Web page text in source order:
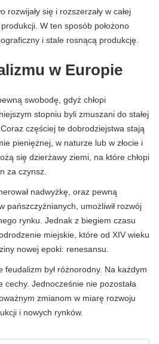
rozwijały się i rozszerzały w całej
W ten sposób położono
i stale rosnącą produkcję.
w Europie
swobodę, gdyż chłopi
stopniu byli zmuszani do stałej
częściej te dobrodziejstwa stają
pieniężnej, w naturze lub w złocie i
się dzierżawy ziemi, na które chłopi
za czynsz.
nadwyżkę, oraz pewną
pańszczyźnianych, umożliwił rozwój
rynku. Jednak z biegiem czasu
miejskie, które od XIV wieku
nowej epoki: renesansu.
feudalizm był różnorodny. Na każdym
cechy. Jednocześnie nie pozostała
zmianom w miarę rozwoju
i nowych rynków.